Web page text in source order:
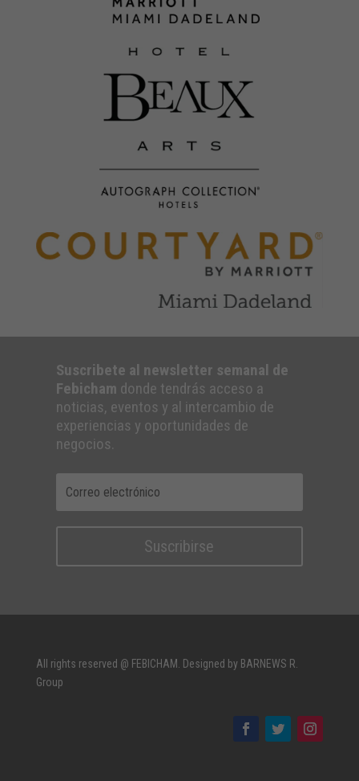
Suscribete al newsletter semanal de
Febicham donde tendrás acceso a
noticias, eventos y al intercambio de
experiencias y oportunidades de
negocios.
Suscribirse
All rights reserved @ FEBICHAM. Designed by BARNEWS R.
Group